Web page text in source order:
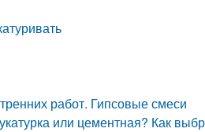
работ. Гипсовые смеси
или цементная? Как